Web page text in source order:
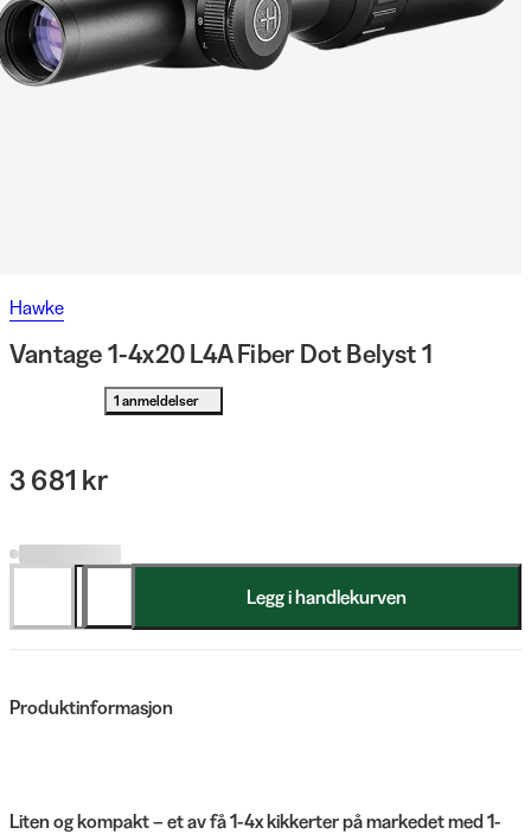
Hawke
Vantage 1-4x20 L4A Fiber Dot Belyst 1
1 anmeldelser
3 681 kr
Legg i handlekurven
Produktinformasjon
Liten og kompakt – et av få 1-4x kikkerter på markedet med 1-